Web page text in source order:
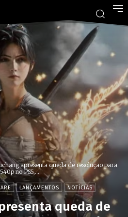
apresenta queda de resolução para
540p no PS5,...
LANÇAMENTOS NOTÍCIAS
queda de